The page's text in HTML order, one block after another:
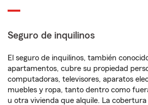
Seguro de inquilinos
El seguro de inquilinos, también
apartamentos, cubre su propiedad
computadoras, televisores, aparatos
muebles y ropa, tanto dentro como
u otra vivienda que alquile. La cobertura